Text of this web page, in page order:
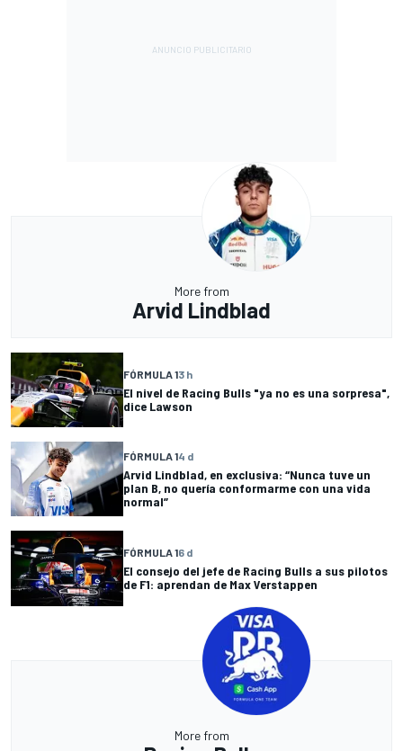
More from
Arvid Lindblad
FÓRMULA 13 h
El nivel de Racing Bulls "ya no es una sorpresa",
dice Lawson
FÓRMULA 14 d
Arvid Lindblad, en exclusiva: “Nunca tuve un
plan B, no quería conformarme con una vida
normal”
FÓRMULA 16 d
El consejo del jefe de Racing Bulls a sus pilotos
de F1: aprendan de Max Verstappen
More from